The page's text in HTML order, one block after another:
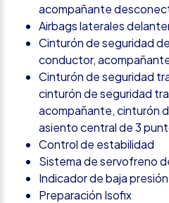
acompañante
Airbags laterales
Cinturón de seguridad
conductor,
Cinturón de seguridad
cinturón de seguridad
acompañante, cinturón
asiento central de 3
Control de estabilidad
Sistema de servofreno
Indicador de baja
Preparación Isofix